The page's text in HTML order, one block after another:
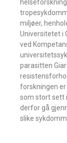
miljøer,
Universitetet i
ved
parasitten
forskningen
som stort sett
derfor gå
slike